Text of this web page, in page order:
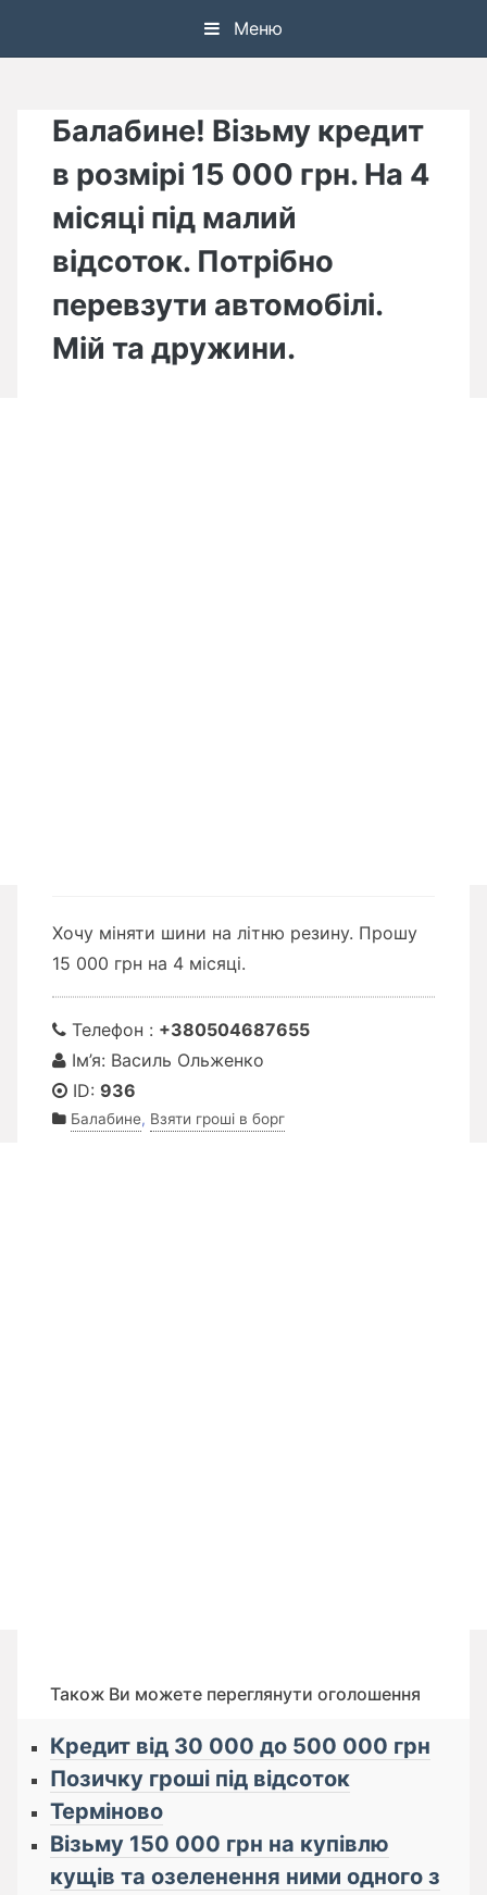
Меню
Балабине! Візьму кредит
в розмірі 15 000 грн. На 4
місяці під малий
відсоток. Потрібно
перевзути автомобілі.
Мій та дружини.
Хочу міняти шини на літню резину. Прошу
15 000 грн на 4 місяці.
Телефон : +380504687655
Ім’я: Василь Ольженко
ID: 936
Балабине, Взяти гроші в борг
Також Ви можете переглянути оголошення
Кредит від 30 000 до 500 000 грн
Позичку гроші під відсоток
Терміново
Візьму 150 000 грн на купівлю
кущів та озеленення ними одного з